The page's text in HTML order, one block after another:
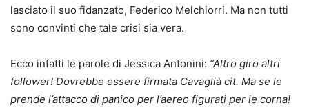
lasciato il suo fidanzato, Federico Melchiorri. Ma non tutti
sono convinti che tale crisi sia vera.
Ecco infatti le parole di Jessica Antonini: “Altro giro altri
follower! Dovrebbe essere firmata Cavaglià cit. Ma se le
prende l’attacco di panico per l’aereo figurati per le corna!